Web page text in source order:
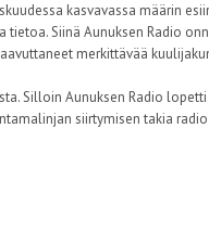
kasvavassa määrin
Siinä Aunuksen Radio
merkittävää
Silloin Aunuksen Radio
siirtymisen takia